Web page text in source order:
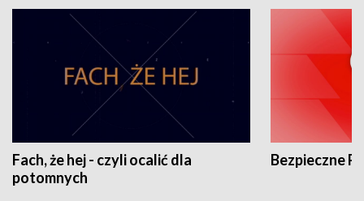
Fach, że hej - czyli ocalić dla
potomnych
Bezpieczne